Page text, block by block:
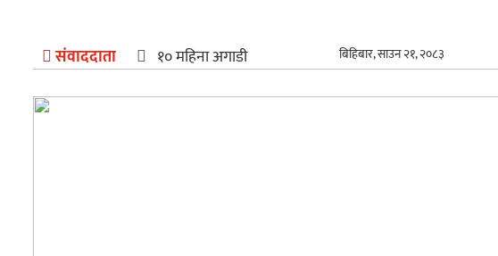
खेलकुदसंवाददाता १० महिना अगाडी बिहिबार, साउन २१, २०८३